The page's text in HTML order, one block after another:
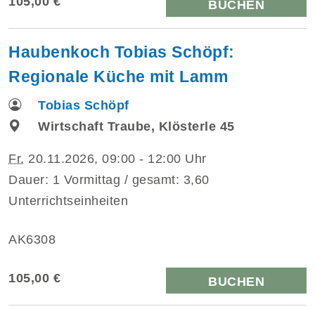
BUCHEN
Haubenkoch Tobias Schöpf:
Regionale Küche mit Lamm
Tobias Schöpf
Wirtschaft Traube, Klösterle 45
Fr. 20.11.2026, 09:00 - 12:00 Uhr
Dauer: 1 Vormittag / gesamt: 3,60
Unterrichtseinheiten
AK6308
105,00 € BUCHEN